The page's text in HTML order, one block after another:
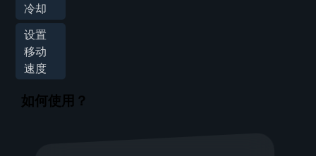
冷却
设置
移动
速度
如何使用？